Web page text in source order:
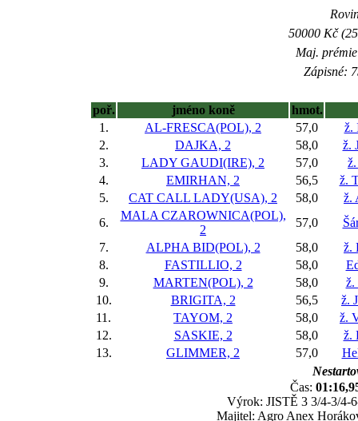
50000 Kč
Maj.
Zápisné:
poř. jméno koně
hmot.
1.
AL-FRESCA(POL), 2 57,0
ž.
2.
DAJKA, 2 58,0
ž.
3.
LADY GAUDI(IRE), 2 57,0
4.
EMIRHAN, 2 56,5
ž.
5.
CAT CALL LADY(USA), 2 58,0
ž.
6.
MALA CZAROWNICA(POL),
2
57,0
7.
ALPHA BID(POL), 2 58,0
ž.
8.
FASTILLIO, 2 58,0
9.
MARTEN(POL), 2 58,0
ž.
10.
BRIGITA, 2 56,5
ž.
11.
TAYOM, 2 58,0
ž.
12.
SASKIE, 2 58,0
ž.
13.
GLIMMER, 2 57,0
Čas:
Výrok: JISTĚ 3 3/4-3/4-
Majitel: Agro Anex